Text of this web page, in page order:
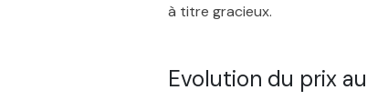
à titre gracieux.
Evolution du prix